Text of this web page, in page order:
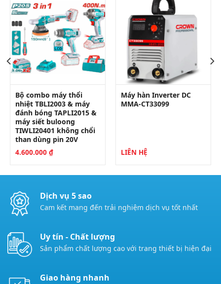
Bộ combo máy thổi
nhiệt TBLI2003 & máy
đánh bóng TAPLI2015 &
máy siết buloong
TIWLI20401 không chổi
than dùng pin 20V
4.600.000 ₫
Máy hàn Inverter DC
MMA-CT33099
LIÊN HỆ
Dịch vụ 5 sao
Cam kết mang đến trải nghiệm dịch vụ tốt nhất
Uy tín - Chất lượng
Sản phẩm chất lượng cao với trang thiết bị hiện đại
Giao hàng nhanh